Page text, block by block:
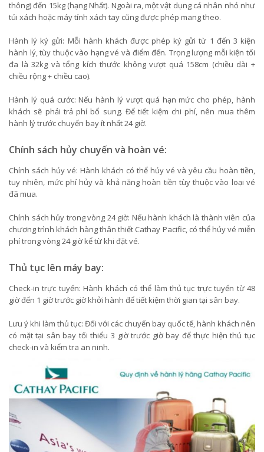
thông) đến 15kg (hạng Nhất). Ngoài ra, một vật dụng cá nhân nhỏ như
túi xách hoặc máy tính xách tay cũng được phép mang theo.
Hành lý ký gửi: Mỗi hành khách được phép ký gửi từ 1 đến 3 kiện
hành lý, tùy thuộc vào hạng vé và điểm đến. Trọng lượng mỗi kiện tối
đa là 32kg và tổng kích thước không vượt quá 158cm (chiều dài +
chiều rộng + chiều cao).
Hành lý quá cước: Nếu hành lý vượt quá hạn mức cho phép, hành
khách sẽ phải trả phí bổ sung. Để tiết kiệm chi phí, nên mua thêm
hành lý trước chuyến bay ít nhất 24 giờ.
Chính sách hủy chuyến và hoàn vé:
Chính sách hủy vé: Hành khách có thể hủy vé và yêu cầu hoàn tiền,
tuy nhiên, mức phí hủy và khả năng hoàn tiền tùy thuộc vào loại vé
đã mua.
Chính sách hủy trong vòng 24 giờ: Nếu hành khách là thành viên của
chương trình khách hàng thân thiết Cathay Pacific, có thể hủy vé miễn
phí trong vòng 24 giờ kể từ khi đặt vé.
Thủ tục lên máy bay:
Check-in trực tuyến: Hành khách có thể làm thủ tục trực tuyến từ 48
giờ đến 1 giờ trước giờ khởi hành để tiết kiệm thời gian tại sân bay.
Lưu ý khi làm thủ tục: Đối với các chuyến bay quốc tế, hành khách nên
có mặt tại sân bay tối thiểu 3 giờ trước giờ bay để thực hiện thủ tục
check-in và kiểm tra an ninh.